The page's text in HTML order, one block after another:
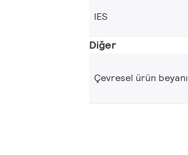
IES
Diğer
Çevresel ürün beyanı